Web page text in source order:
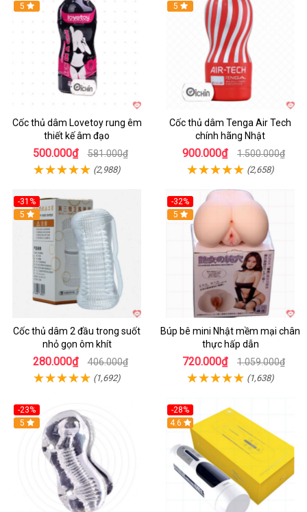
Hot
5
Cốc thủ dâm Lovetoy rung êm
thiết kế âm đạo
500.000₫ 581.000₫
(2,988)
Hot
5
Cốc thủ dâm Tenga Air Tech
chính hãng Nhật
900.000₫ 1.500.000₫
(2,658)
-31%
Hot
5
Cốc thủ dâm 2 đầu trong suốt
nhỏ gọn ôm khít
280.000₫ 406.000₫
(1,692)
-32%
Hot
5
Búp bê mini Nhật mềm mại chân
thực hấp dẫn
720.000₫ 1.059.000₫
(1,638)
-23%
Hot
5
-28%
Hot
4.6